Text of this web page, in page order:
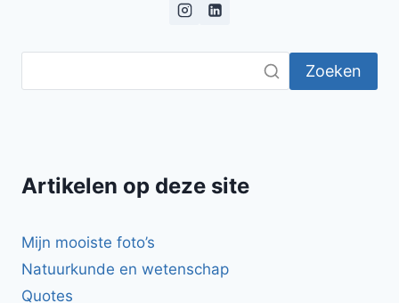
Zoeken
Artikelen op deze site
Mijn mooiste foto’s
Natuurkunde en wetenschap
Quotes